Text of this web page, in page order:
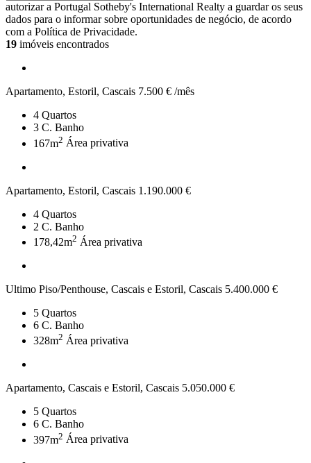
autorizar a Portugal Sotheby's International Realty a guardar os seus
dados para o informar sobre oportunidades de negócio, de acordo
com a Política de Privacidade.
19 imóveis encontrados
Apartamento, Estoril, Cascais 7.500 € /mês
4 Quartos
3 C. Banho
167m2 Área privativa
Apartamento, Estoril, Cascais 1.190.000 €
4 Quartos
2 C. Banho
178,42m2 Área privativa
Ultimo Piso/Penthouse, Cascais e Estoril, Cascais 5.400.000 €
5 Quartos
6 C. Banho
328m2 Área privativa
Apartamento, Cascais e Estoril, Cascais 5.050.000 €
5 Quartos
6 C. Banho
397m2 Área privativa